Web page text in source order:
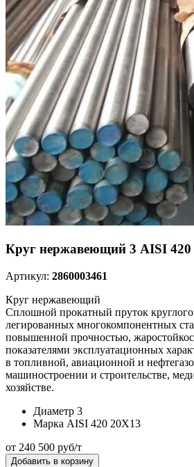
Круг нержавеющий 3 AISI 420
Артикул: 2860003461
Круг нержавеющий
Сплошной прокатный пруток
легированных многокомпонентных
повышенной прочностью,
показателями эксплуатационных
в топливной, авиационной и
машиностроении и строительстве,
хозяйстве.
Диаметр 3
Марка AISI 420 20Х13
от 240 500 руб/т
Добавить в корзину